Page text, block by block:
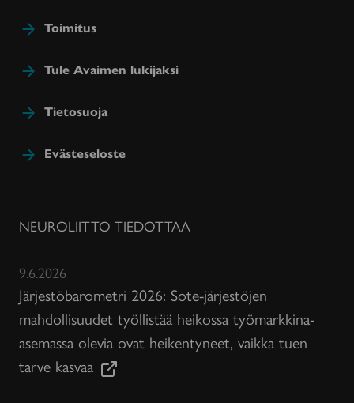
Toimitus
Tule Avaimen lukijaksi
Tietosuoja
Evästeseloste
NEUROLIITTO TIEDOTTAA
9.6.2026
Järjestöbarometri 2026: Sote-järjestöjen
mahdollisuudet työllistää heikossa työmarkkina-
asemassa olevia ovat heikentyneet, vaikka tuen
tarve kasvaa